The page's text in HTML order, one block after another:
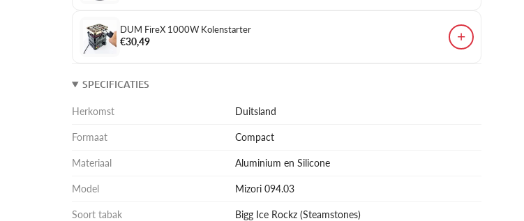
DUM FireX 1000W Kolenstarter
€30,49
+
SPECIFICATIES
Herkomst Duitsland
Formaat Compact
Materiaal Aluminium en Silicone
Model Mizori 094.03
Soort tabak Bigg Ice Rockz (Steamstones)